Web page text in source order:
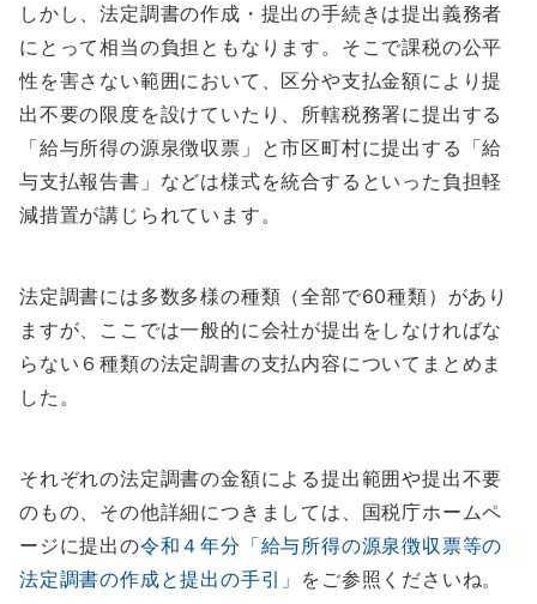
しかし、法定調書の作成・提出の手続きは提出義務者
にとって相当の負担ともなります。そこで課税の公平
性を害さない範囲において、区分や支払金額により提
出不要の限度を設けていたり、所轄税務署に提出する
「給与所得の源泉徴収票」と市区町村に提出する「給
与支払報告書」などは様式を統合するといった負担軽
減措置が講じられています。
法定調書には多数多様の種類（全部で60種類）があり
ますが、ここでは一般的に会社が提出をしなければな
らない６種類の法定調書の支払内容についてまとめま
した。
それぞれの法定調書の金額による提出範囲や提出不要
のもの、その他詳細につきましては、国税庁ホームペ
ージに提出の令和４年分「給与所得の源泉徴収票等の
法定調書の作成と提出の手引」 をご参照くださいね。